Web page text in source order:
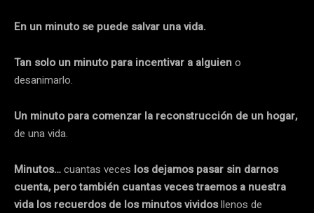
En un minuto se puede salvar una vida.
Tan solo un minuto para incentivar a alguieno
desanimarlo.
Un minuto para comenzar la reconstrucción de un hogar,
de una vida.
Minutos…cuantas veces los dejamos pasar sin darnos
cuenta, pero también cuantas veces traemos a nuestra
vida los recuerdos de los minutos vividosllenos de